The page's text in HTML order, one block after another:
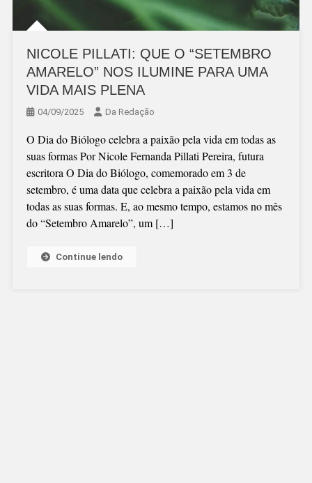
NICOLE PILLATI: QUE O “SETEMBRO
AMARELO” NOS ILUMINE PARA UMA
VIDA MAIS PLENA
04/09/2025 Da Redação
O Dia do Biólogo celebra a paixão pela vida em todas as
suas formas Por Nicole Fernanda Pillati Pereira, futura
escritora O Dia do Biólogo, comemorado em 3 de
setembro, é uma data que celebra a paixão pela vida em
todas as suas formas. E, ao mesmo tempo, estamos no mês
do “Setembro Amarelo”, um […]
Continue lendo